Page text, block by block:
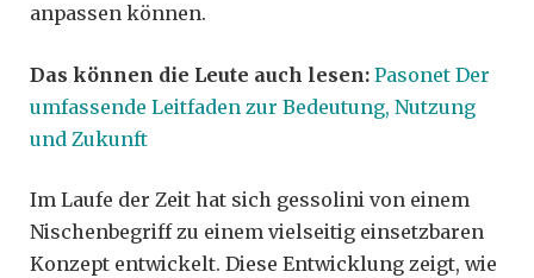
anpassen können.
Das können die Leute auch lesen: Pasonet Der
umfassende Leitfaden zur Bedeutung, Nutzung
und Zukunft
Im Laufe der Zeit hat sich gessolini von einem
Nischenbegriff zu einem vielseitig einsetzbaren
Konzept entwickelt. Diese Entwicklung zeigt, wie